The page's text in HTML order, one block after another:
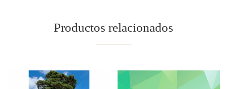
Productos relacionados